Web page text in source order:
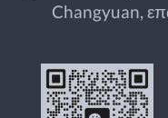
Changyuan,